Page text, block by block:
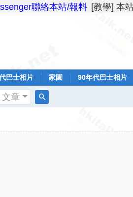
聯絡本站/報料 [教學] 本
巴士相片 家園 90年代巴士相片
文章